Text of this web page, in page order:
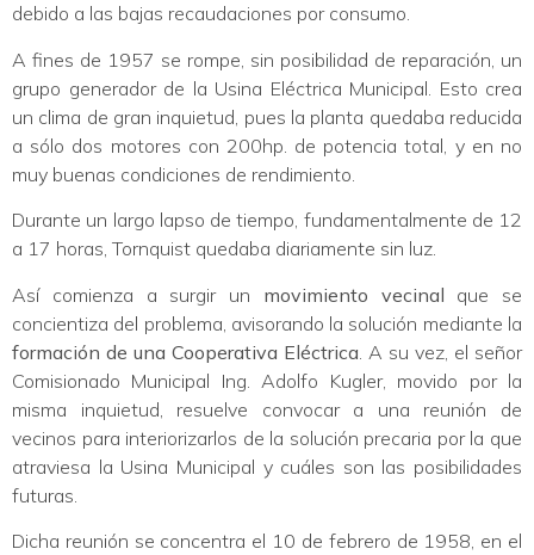
debido a las bajas recaudaciones por consumo.
A fines de 1957 se rompe, sin posibilidad de reparación, un
grupo generador de la Usina Eléctrica Municipal. Esto crea
un clima de gran inquietud, pues la planta quedaba reducida
a sólo dos motores con 200hp. de potencia total, y en no
muy buenas condiciones de rendimiento.
Durante un largo lapso de tiempo, fundamentalmente de 12
a 17 horas, Tornquist quedaba diariamente sin luz.
Así comienza a surgir un movimiento vecinal que se
concientiza del problema, avisorando la solución mediante la
formación de una Cooperativa Eléctrica . A su vez, el señor
Comisionado Municipal Ing. Adolfo Kugler, movido por la
misma inquietud, resuelve convocar a una reunión de
vecinos para interiorizarlos de la solución precaria por la que
atraviesa la Usina Municipal y cuáles son las posibilidades
futuras.
Dicha reunión se concentra el 10 de febrero de 1958, en el